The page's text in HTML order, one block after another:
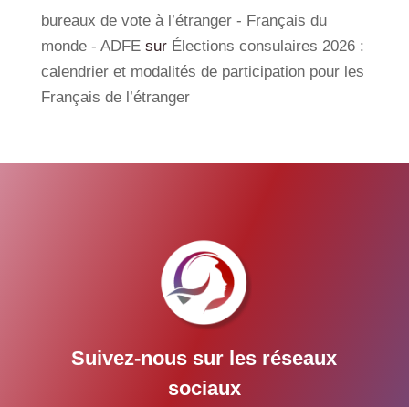
bureaux de vote à l’étranger - Français du
monde - ADFEsur Élections consulaires 2026 :
calendrier et modalités de participation pour les
Français de l’étranger
Suivez-nous sur les réseaux
sociaux